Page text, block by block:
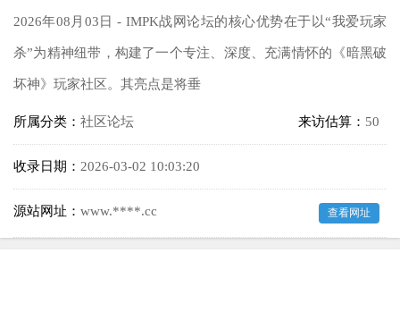
2026年08月03日 - IMPK战网论坛的核心优势在于以“我爱玩家
杀”为精神纽带，构建了一个专注、深度、充满情怀的《暗黑破
坏神》玩家社区。其亮点是将垂
所属分类： 社区论坛 来访估算： 50
收录日期： 2026-03-02 10:03:20
源站网址： www.****.cc 查看网址